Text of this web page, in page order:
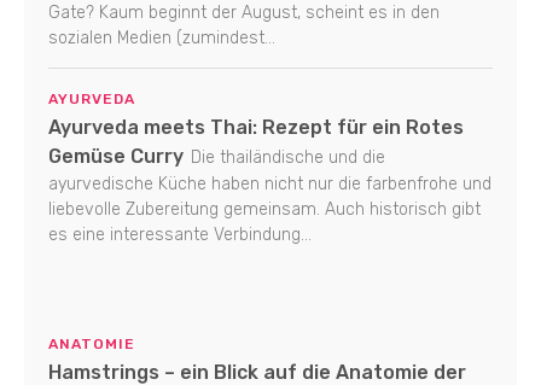
Gate? Kaum beginnt der August, scheint es in den
sozialen Medien (zumindest...
AYURVEDA
Ayurveda meets Thai: Rezept für ein Rotes
Gemüse Curry Die thailändische und die
ayurvedische Küche haben nicht nur die farbenfrohe und
liebevolle Zubereitung gemeinsam. Auch historisch gibt
es eine interessante Verbindung...
ANATOMIE
Hamstrings – ein Blick auf die Anatomie der